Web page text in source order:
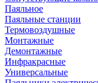
Паяльное
Паяльные станции
Термовоздушные
Монтажные
Демонтажные
Инфракрасные
Универсальные